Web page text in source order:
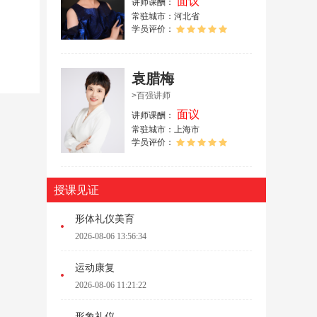
讲师课酬：
常驻城市：河北省
学员评价：
袁腊梅
>百强讲师
讲师课酬：
面议
常驻城市：上海市
学员评价：
授课见证
形体礼仪美育
2026-08-06 13:56:34
运动康复
2026-08-06 11:21:22